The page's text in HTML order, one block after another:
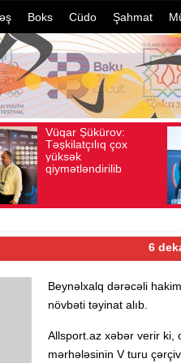
Boks Cüdo Şahmat
Avqust 04, 2026
6
Beynəlxalq dərəcəli
növbəti təyinat alıb.
Allsport.az xəbər verir ki,
mərhələsinin V turu